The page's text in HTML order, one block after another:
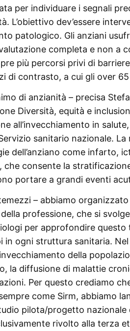
per individuare i segnali
L’obiettivo dev’essere
patologico. Gli anziani
completa e non a
più percorsi privi di
di contrasto, a cui gli over
di anzianità – precisa
Diversità, equità e
all’invecchiamento in
sanitario nazionale.
dell’anziano come infarto,
che consente la
portare a grandi eventi
– abbiamo
professione, che si
per approfondire questo
in ogni struttura sanitaria.
della
la diffusione di malattie
Per questo crediamo
come Sirm, abbiamo
pilota/progetto
rivolto alla terza